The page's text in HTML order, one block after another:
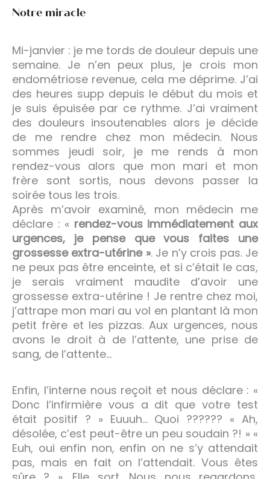
Notre miracle
Mi-janvier : je me tords de douleur depuis une
semaine. Je n’en peux plus, je crois mon
endométriose revenue, cela me déprime. J’ai
des heures supp depuis le début du mois et
je suis épuisée par ce rythme. J’ai vraiment
des douleurs insoutenables alors je décide
de me rendre chez mon médecin. Nous
sommes jeudi soir, je me rends à mon
rendez-vous alors que mon mari et mon
frère sont sortis, nous devons passer la
soirée tous les trois.
Après m’avoir examiné, mon médecin me
déclare : « rendez-vous immédiatement aux
urgences, je pense que vous faites une
grossesse extra-utérine ». Je n’y crois pas. Je
ne peux pas être enceinte, et si c’était le cas,
je serais vraiment maudite d’avoir une
grossesse extra-utérine ! Je rentre chez moi,
j’attrape mon mari au vol en plantant là mon
petit frère et les pizzas. Aux urgences, nous
avons le droit à de l’attente, une prise de
sang, de l’attente…
Enfin, l’interne nous reçoit et nous déclare : «
Donc l’infirmière vous a dit que votre test
était positif ? » Euuuh… Quoi ?????? « Ah,
désolée, c’est peut-être un peu soudain ?! » «
Euh, oui enfin non, enfin on ne s’y attendait
pas, mais en fait on l’attendait. Vous êtes